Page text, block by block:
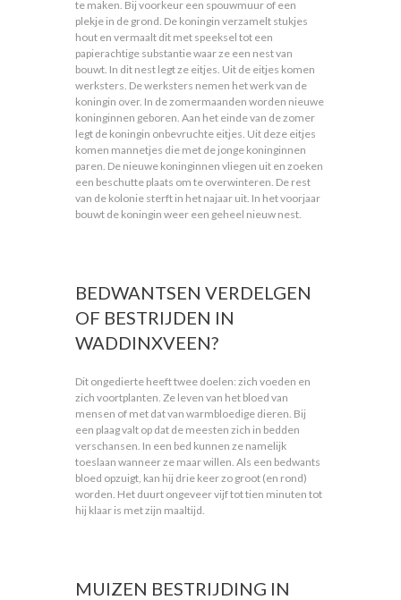
te maken. Bij voorkeur een spouwmuur of een
plekje in de grond. De koningin verzamelt stukjes
hout en vermaalt dit met speeksel tot een
papierachtige substantie waar ze een nest van
bouwt. In dit nest legt ze eitjes. Uit de eitjes komen
werksters. De werksters nemen het werk van de
koningin over. In de zomermaanden worden nieuwe
koninginnen geboren. Aan het einde van de zomer
legt de koningin onbevruchte eitjes. Uit deze eitjes
komen mannetjes die met de jonge koninginnen
paren. De nieuwe koninginnen vliegen uit en zoeken
een beschutte plaats om te overwinteren. De rest
van de kolonie sterft in het najaar uit. In het voorjaar
bouwt de koningin weer een geheel nieuw nest.
BEDWANTSEN VERDELGEN
OF BESTRIJDEN IN
WADDINXVEEN?
Dit ongedierte heeft twee doelen: zich voeden en
zich voortplanten. Ze leven van het bloed van
mensen of met dat van warmbloedige dieren. Bij
een plaag valt op dat de meesten zich in bedden
verschansen. In een bed kunnen ze namelijk
toeslaan wanneer ze maar willen. Als een bedwants
bloed opzuigt, kan hij drie keer zo groot (en rond)
worden. Het duurt ongeveer vijf tot tien minuten tot
hij klaar is met zijn maaltijd.
MUIZEN BESTRIJDING IN